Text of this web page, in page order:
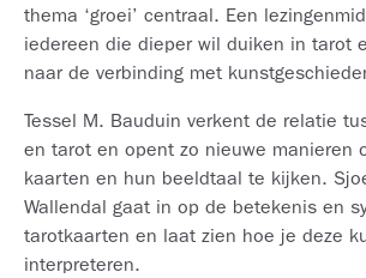
thema ‘groei’ centraal. Een
iedereen die dieper wil duiken in tarot
naar de verbinding met
Tessel M. Bauduin verkent de relatie
en tarot en opent zo nieuwe manieren
kaarten en hun beeldtaal te kijken.
Wallendal gaat in op de betekenis en
tarotkaarten en laat zien hoe je deze
interpreteren.